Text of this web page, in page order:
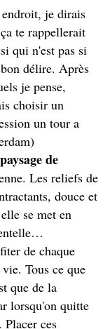
je dirais
te rappellerait
qui n'est pas si
délire. Après
je pense,
choisir un
un tour a
de
Les reliefs de
douce et
se met en
de chaque
Tous ce que
que de la
lorsqu'on quitte
Placer ces